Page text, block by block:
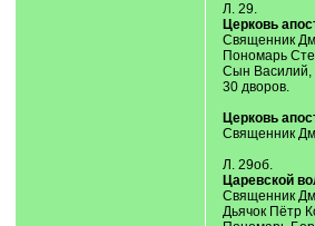
Л. 29.
Церковь
Священник
Пономарь
Сын Василий,
30 дворов.
Церковь
Священник
Л. 29об.
Царевской
Священник
Дьячок Пётр